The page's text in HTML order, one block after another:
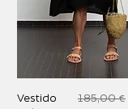
Vestido
Precio
185,00 €